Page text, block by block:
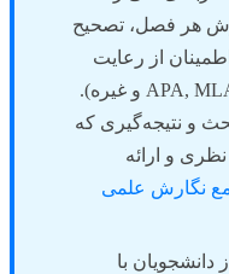
هر فصل، تصحیح
از رعایت
سبک و سیاق نگارش علمی (APA, MLA و غیره).
و نتیجه‌گیری که
نظری و ارائه
نگارش علمی
دانشجویان با